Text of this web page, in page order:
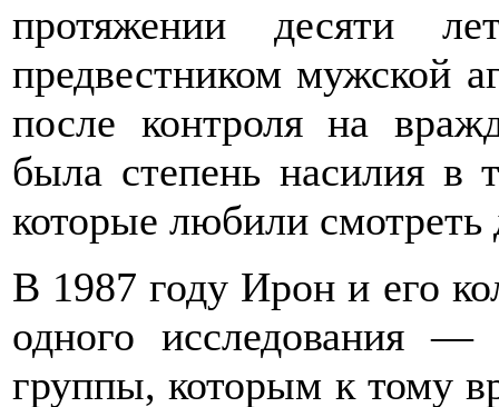
протяжении десяти
предвестником мужской
после контроля на
была степень насилия в
которые любили смотреть
В 1987 году Ирон и его
одного исследования
группы, которым к тому